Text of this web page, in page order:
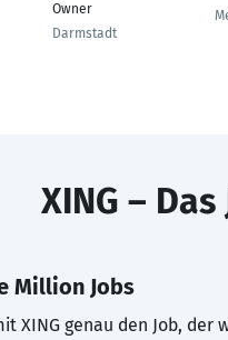
Owner
Darmstadt
XING –
Million Jobs
XING genau den Job, der